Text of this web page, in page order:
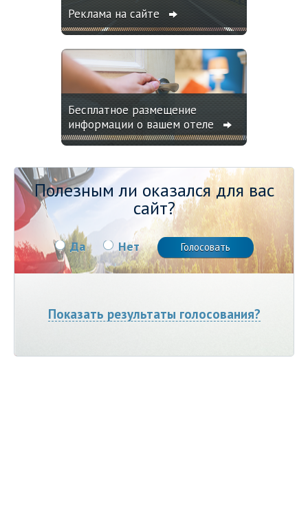
Реклама на сайте
Бесплатное размещение
информации о вашем отеле
Полезным ли оказался для вас
сайт?
Да Нет
Показать результаты голосования?